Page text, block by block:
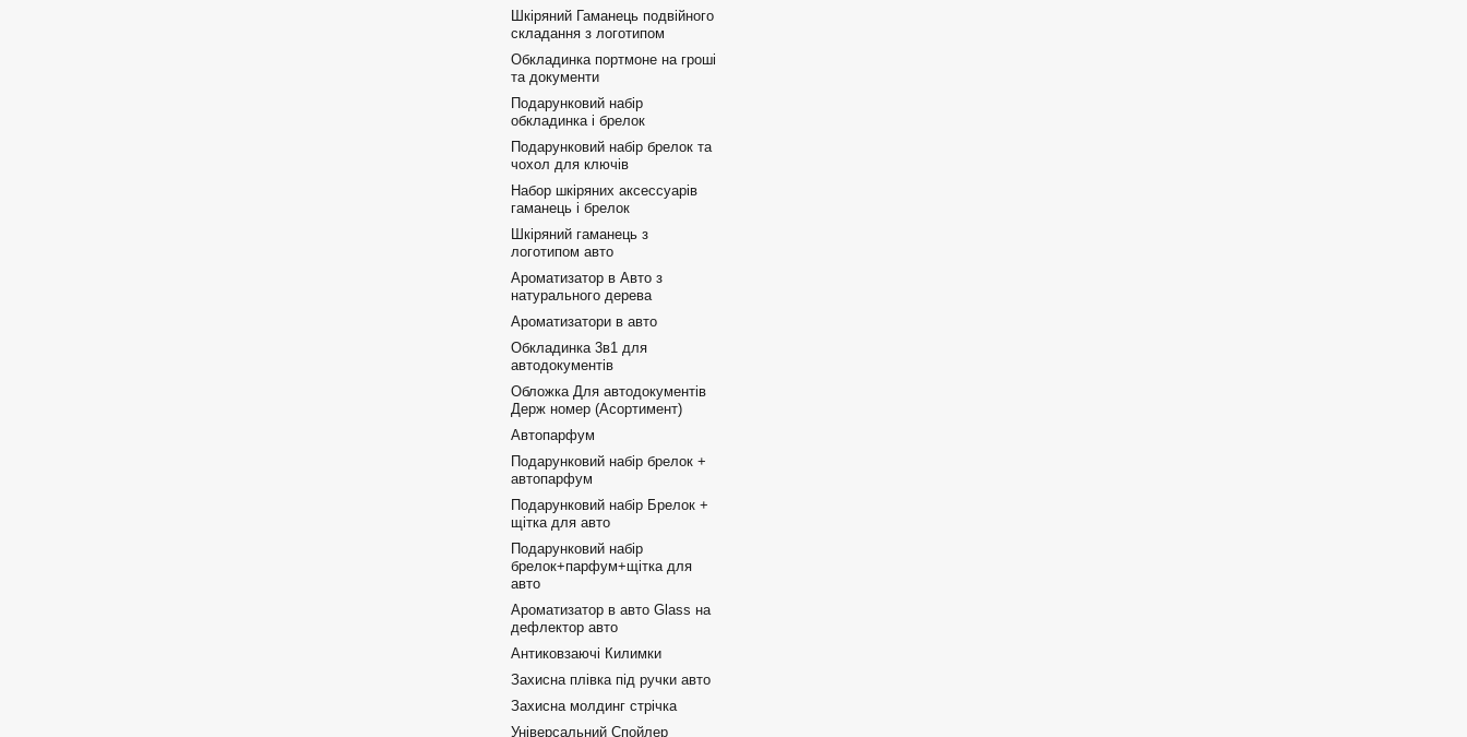
Шкіряний Гаманець подвійного
складання з логотипом
Обкладинка портмоне на гроші
та документи
Подарунковий набір
обкладинка і брелок
Подарунковий набір брелок та
чохол для ключів
Набор шкіряних аксессуарів
гаманець і брелок
Шкіряний гаманець з
логотипом авто
Ароматизатор в Авто з
натурального дерева
Ароматизатори в авто
Обкладинка 3в1 для
автодокументів
Обложка Для автодокументів
Держ номер (Асортимент)
Автопарфум
Подарунковий набір брелок +
автопарфум
Подарунковий набір Брелок +
щітка для авто
Подарунковий набір
брелок+парфум+щітка для
авто
Ароматизатор в авто Glass на
дефлектор авто
Антиковзаючі Килимки
Захисна плівка під ручки авто
Захисна молдинг стрічка
Універсальний Спойлер